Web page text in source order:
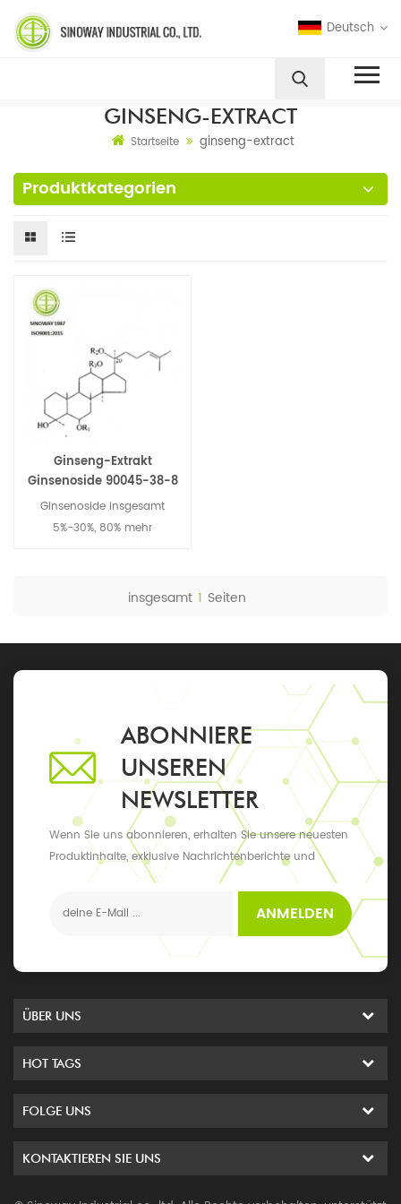
Deutsch
GINSENG-EXTRACT
Startseite ginseng-extract
Produktkategorien
Ginseng-Extrakt
Ginsenoside 90045-38-8
Ginsenoside insgesamt
5%-30%, 80% mehr
insgesamt 1 Seiten
ABONNIERE
UNSEREN
NEWSLETTER
Wenn Sie uns abonnieren, erhalten Sie unsere neuesten
Produktinhalte, exklusive Nachrichtenberichte und
Updates sowie die neuesten lokalen Ereignisse
ANMELDEN
ÜBER UNS
HOT TAGS
FOLGE UNS
KONTAKTIEREN SIE UNS